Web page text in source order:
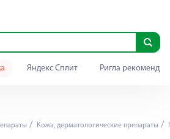
Яндекс Сплит Ригла
Кожа, дерматологические препараты